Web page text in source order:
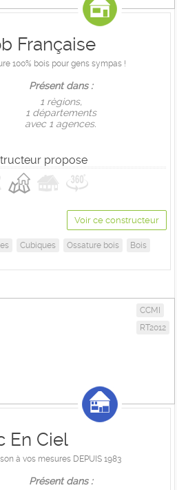
Française
100% bois pour gens sympas !
Présent dans :
1 règions,
1 départements
avec 1 agences.
propose
Voir ce constructeur
Cubiques Ossature bois
Bois
CCMI
RT2012
En Ciel
à vos mesures DEPUIS 1983
Présent dans :